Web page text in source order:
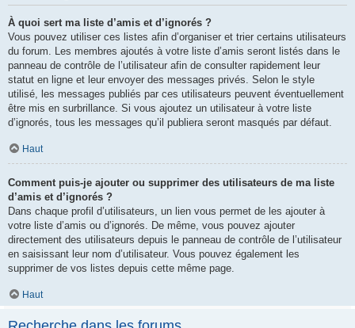
À quoi sert ma liste d’amis et d’ignorés ?
Vous pouvez utiliser ces listes afin d’organiser et trier certains utilisateurs
du forum. Les membres ajoutés à votre liste d’amis seront listés dans le
panneau de contrôle de l’utilisateur afin de consulter rapidement leur
statut en ligne et leur envoyer des messages privés. Selon le style
utilisé, les messages publiés par ces utilisateurs peuvent éventuellement
être mis en surbrillance. Si vous ajoutez un utilisateur à votre liste
d’ignorés, tous les messages qu’il publiera seront masqués par défaut.
Haut
Comment puis-je ajouter ou supprimer des utilisateurs de ma liste
d’amis et d’ignorés ?
Dans chaque profil d’utilisateurs, un lien vous permet de les ajouter à
votre liste d’amis ou d’ignorés. De même, vous pouvez ajouter
directement des utilisateurs depuis le panneau de contrôle de l’utilisateur
en saisissant leur nom d’utilisateur. Vous pouvez également les
supprimer de vos listes depuis cette même page.
Haut